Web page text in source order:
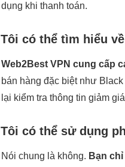
dụng khi thanh toán.
Tôi có thể tìm hiểu
Web2Best VPN cung cấp
bán hàng đặc biệt như
lại kiểm tra thông tin giảm
Tôi có thể sử dụng
Nói chung là không. Bạn